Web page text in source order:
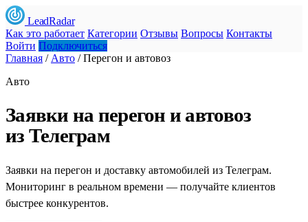
LeadRadar
Как это работает Категории Отзывы Вопросы Контакты
Войти Подключиться
Главная / Авто / Перегон и автовоз
Авто
Заявки на перегон и автовоз
из Телеграм
Заявки на перегон и доставку автомобилей из Телеграм.
Мониторинг в реальном времени — получайте клиентов
быстрее конкурентов.